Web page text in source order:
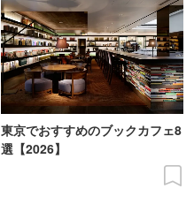
東京でおすすめのブックカフェ8
選【2026】